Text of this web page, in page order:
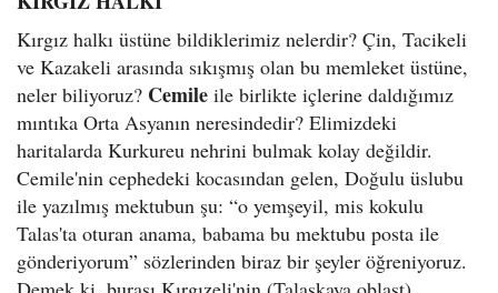
Kırgız halkı üstüne bildiklerimiz nelerdir? Çin, Tacikeli
ve Kazakeli arasında sıkışmış olan bu memleket üstüne,
neler biliyoruz? Cemile ile birlikte içlerine daldığımız
mıntıka Orta Asyanın neresindedir? Elimizdeki
haritalarda Kurkureu nehrini bulmak kolay değildir.
Cemile'nin cephedeki kocasından gelen, Doğulu üslubu
ile yazılmış mektubun şu: “o yemşeyil, mis kokulu
Talas'ta oturan anama, babama bu mektubu posta ile
gönderiyorum” sözlerinden biraz bir şeyler öğreniyoruz.